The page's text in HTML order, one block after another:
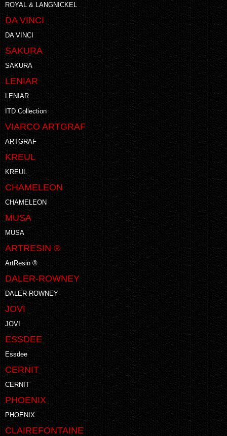
ROYAL & LANGNICKEL
DA VINCI
DA VINCI
SAKURA
SAKURA
LENIAR
LENIAR
ITD Collection
VIARCO ARTGRAF
ARTGRAF
KREUL
KREUL
CHAMELEON
CHAMELEON
MUSA
MUSA
ARTRESIN ®
ArtResin ®
DALER-ROWNEY
DALER-ROWNEY
JOVI
JOVI
ESSDEE
Essdee
CERNIT
CERNIT
PHOENIX
PHOENIX
CLAIREFONTAINE